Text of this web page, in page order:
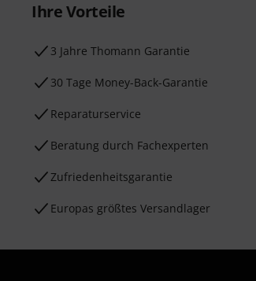
Ihre Vorteile
3 Jahre Thomann Garantie
30 Tage Money-Back-Garantie
Reparaturservice
Beratung durch Fachexperten
Zufriedenheitsgarantie
Europas größtes Versandlager